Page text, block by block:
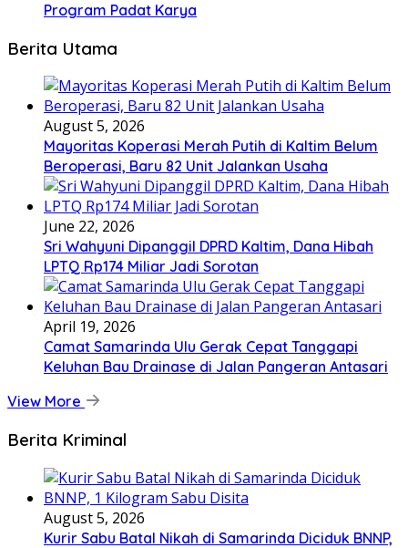
Program Padat Karya
Berita Utama
August 5, 2026
Mayoritas Koperasi Merah Putih di Kaltim Belum
Beroperasi, Baru 82 Unit Jalankan Usaha
June 22, 2026
Sri Wahyuni Dipanggil DPRD Kaltim, Dana Hibah
LPTQ Rp174 Miliar Jadi Sorotan
April 19, 2026
Camat Samarinda Ulu Gerak Cepat Tanggapi
Keluhan Bau Drainase di Jalan Pangeran Antasari
View More
Berita Kriminal
August 5, 2026
Kurir Sabu Batal Nikah di Samarinda Diciduk BNNP,